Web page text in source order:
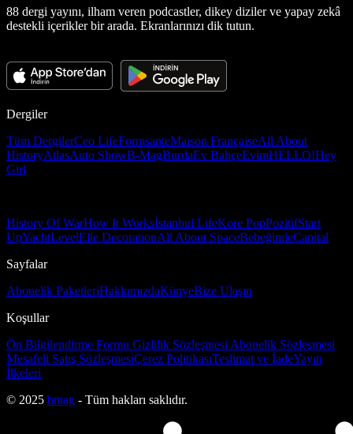
88 dergi yayını, ilham veren podcastler, dikey diziler ve yapay zekâ
destekli içerikler bir arada. Ekranlarınızı dik tutun.
Dergiler
Tüm DergilerCeo LifeFormsanteMaison FrançaiseAll About
HistoryAtlasAuto ShowB-MagBurdaEv BahçeEvimHELLO!Hey
Girl
History Of WarHow It Worksİstanbul LifeKore PopPozitifStart
UpYachtLevelElle DecorationAll About SpaceBebeğimleCapital
Sayfalar
Abonelik PaketleriHakkımızdaKünyeBize Ulaşın
Koşullar
Ön Bilgilendirme Formu Gizlilik Sözleşmesi Abonelik Sözleşmesi
Mesafeli Satış SözleşmesiÇerez PolitikasıTeslimat ve İadeYayın
İlkeleri
© 2025 bmag - Tüm hakları saklıdır.